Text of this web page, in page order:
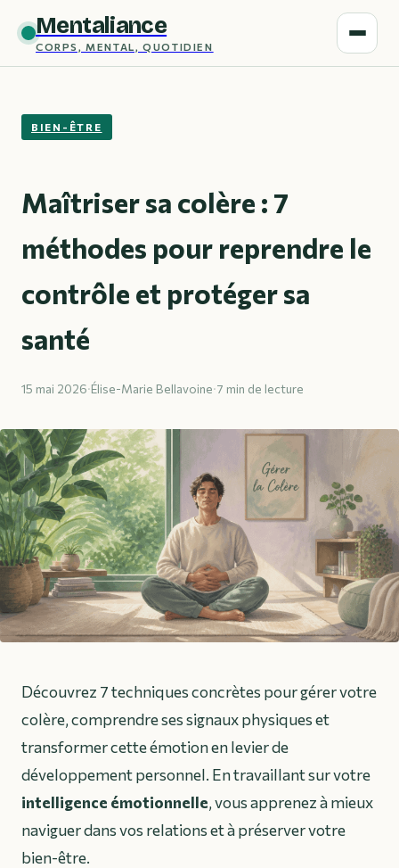
Mentaliance
CORPS, MENTAL, QUOTIDIEN
BIEN-ÊTRE
Maîtriser sa colère : 7
méthodes pour reprendre le
contrôle et protéger sa
santé
15 mai 2026·Élise-Marie Bellavoine·7 min de lecture
Découvrez 7 techniques concrètes pour gérer votre
colère, comprendre ses signaux physiques et
transformer cette émotion en levier de
développement personnel. En travaillant sur votre
intelligence émotionnelle, vous apprenez à mieux
naviguer dans vos relations et à préserver votre
bien-être.